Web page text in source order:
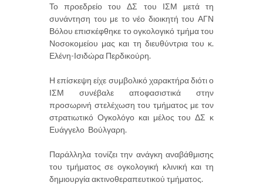
Το προεδρείο του ΔΣ του ΙΣΜ μετά τη
συνάντηση του με το νέο διοικητή του ΑΓΝ
Βόλου επισκέφθηκε το ογκολογικό τμήμα του
Νοσοκομείου μας και τη διευθύντρια του κ.
Ελένη-Ισιδώρα Περδικούρη.
Η επίσκεψη είχε συμβολικό χαρακτήρα διότι ο
ΙΣΜ συνέβαλε αποφασιστικά στην
προσωρινή στελέχωση του τμήματος με τον
στρατιωτικό Ογκολόγο και μέλος του ΔΣ κ
Ευάγγελο Βούλγαρη.
Παράλληλα τονίζει την ανάγκη αναβάθμισης
του τμήματος σε ογκολογική κλινική και τη
δημιουργία ακτινοθεραπευτικού τμήματος.